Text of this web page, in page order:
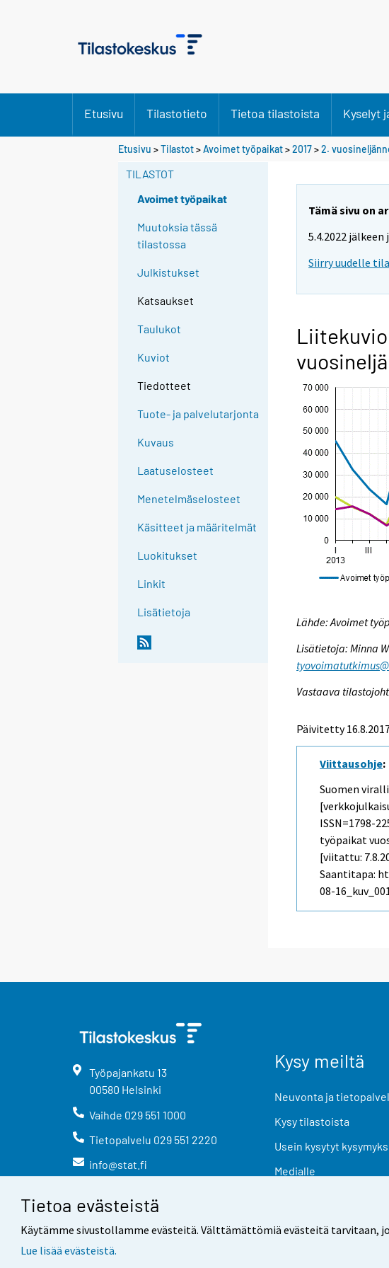
Tietoa evästeistä
Käytämme sivustollamme evästeitä. Välttämättömiä evästeitä tarvitaan,
Lue lisää evästeistä.
Etusivu Tilastotieto Tietoa tilastoista Kyselyt
Etusivu >Tilastot>Avoimet työpaikat>2017>2.
TILASTOT
Avoimet työpaikat
Muutoksia tässä
tilastossa
Julkistukset
Katsaukset
Taulukot
Kuviot
Tiedotteet
Tuote- ja palvelutarjonta
Kuvaus
Laatuselosteet
Menetelmäselosteet
Käsitteet ja määritelmät
Luokitukset
Linkit
Lisätietoja
Tämä sivu on
5.4.2022
Siirry uudelle
Lähde: Avoimet
Lisätietoja: Minna
Vastaava
Päivitetty
Viittausohje:
Suomen
ISSN=1798-
työpaikat
[viitattu:
Saantitapa:
08-
Työpajankatu 13
00580 Helsinki
Vaihde 029 551 1000
Tietopalvelu 029 551 2220
info@stat.fi
Kysy meiltä
Neuvonta ja
Kysy tilastoista
Usein kysytyt
Medialle